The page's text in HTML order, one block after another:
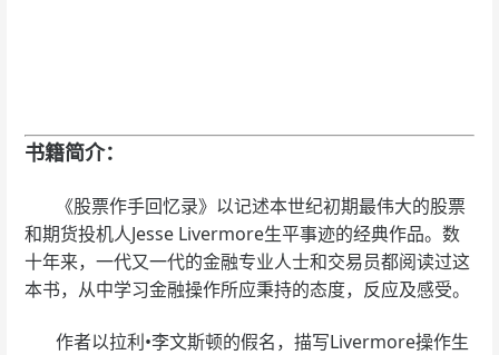
书籍简介：
《股票作手回忆录》以记述本世纪初期最伟大的股票
和期货投机人Jesse Livermore生平事迹的经典作品。数
十年来，一代又一代的金融专业人士和交易员都阅读过这
本书，从中学习金融操作所应秉持的态度，反应及感受。
作者以拉利•李文斯顿的假名，描写Livermore操作生